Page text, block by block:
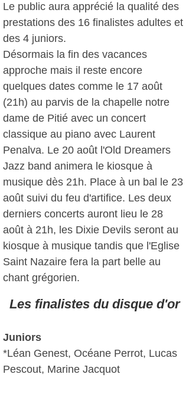
Le public aura apprécié la qualité des
prestations des 16 finalistes adultes et
des 4 juniors.
Désormais la fin des vacances
approche mais il reste encore
quelques dates comme le 17 août
(21h) au parvis de la chapelle notre
dame de Pitié avec un concert
classique au piano avec Laurent
Penalva. Le 20 août l'Old Dreamers
Jazz band animera le kiosque à
musique dès 21h. Place à un bal le 23
août suivi du feu d'artifice. Les deux
derniers concerts auront lieu le 28
août à 21h, les Dixie Devils seront au
kiosque à musique tandis que l'Eglise
Saint Nazaire fera la part belle au
chant grégorien.
Les finalistes du disque d'or
Juniors
*Léan Genest, Océane Perrot, Lucas
Pescout, Marine Jacquot